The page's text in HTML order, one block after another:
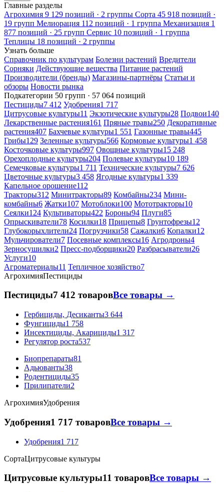
Главные разделы
Агрохимия 9 129 позиций · 2 группы Сорта 45 918 позиций ·
19 групп Мелиорация 112 позиций · 1 группа Механизация 1
877 позиций · 25 групп Сервис 10 позиций · 1 группа
Теплицы 18 позиций · 2 группы
Узнать больше
Справочник по культурам Болезни растений Вредители
Сорняки Действующие вещества Питание растений
Производители (бренды) Магазины-партнёры Статьи и
обзоры Новости рынка
Подкатегории 50 групп · 57 064 позиций
Пестициды7 412 Удобрения1 717
Цитрусовые культуры11 Экзотические культуры28 Подвои140
Лекарственные растения161 Пряные травы250 Декоративные
растения407 Бахчевые культуры1 551 Газонные травы445
Грибы129 Зеленные культуры566 Кормовые культуры1 458
Косточковые культуры997 Овощные культуры15 248
Орехоплодные культуры204 Полевые культуры10 189
Семечковые культуры1 711 Технические культуры7 626
Цветочные культуры3 458 Ягодные культуры1 339
Капельное орошение112
Тракторы312 Минитракторы89 Комбайны234 Мини-
комбайны6 Жатки107 Мотоблоки100 Мототракторы10
Сеялки124 Культиваторы422 Бороны94 Плуги85
Опрыскиватели78 Косилки18 Прицепы8 Грунтофрезы12
Глубокорыхлители24 Погрузчики58 Сажалки6 Копалки12
Мульчирователи7 Посевные комплексы16 Агродроны4
Зерносушилки2 Пресс-подборщики20 Разбрасыватели26
Услуги10
Агроматериалы11 Тепличное хозяйство7
АгрохимияПестициды
Пестициды7 412 товаровВсе товары →
Гербициды, Десиканты3 644
Фунгициды1 758
Инсектициды, Акарициды1 317
Регулятор роста537
Биопрепараты81
Адьюванты38
Родентициды35
Прилипатели2
АгрохимияУдобрения
Удобрения1 717 товаровВсе товары →
Удобрения1 717
СортаЦитрусовые культуры
Цитрусовые культуры11 товаровВсе товары →